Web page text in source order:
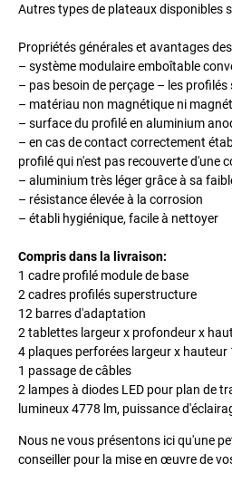
Autres types de plateaux disponibles
Propriétés générales et avantages
– système modulaire emboîtable
– pas besoin de perçage – les
– matériau non magnétique ni
– surface du profilé en aluminium
– en cas de contact correctement
profilé qui n'est pas recouverte d'une
– aluminium très léger grâce à sa
– résistance élevée à la corrosion
– établi hygiénique, facile à nettoyer
Compris dans la livraison:
1 cadre profilé module de base
2 cadres profilés superstructure
12 barres d'adaptation
2 tablettes largeur x profondeur x
4 plaques perforées largeur x hauteur
1 passage de câbles
2 lampes à diodes LED pour plan de
lumineux 4778 lm, puissance
Nous ne vous présentons ici qu'une
conseiller pour la mise en œuvre de